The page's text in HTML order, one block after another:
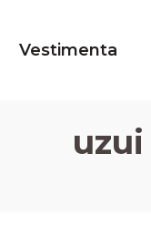
Vestimenta
uzui